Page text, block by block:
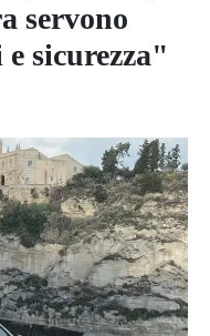
servono
sicurezza"